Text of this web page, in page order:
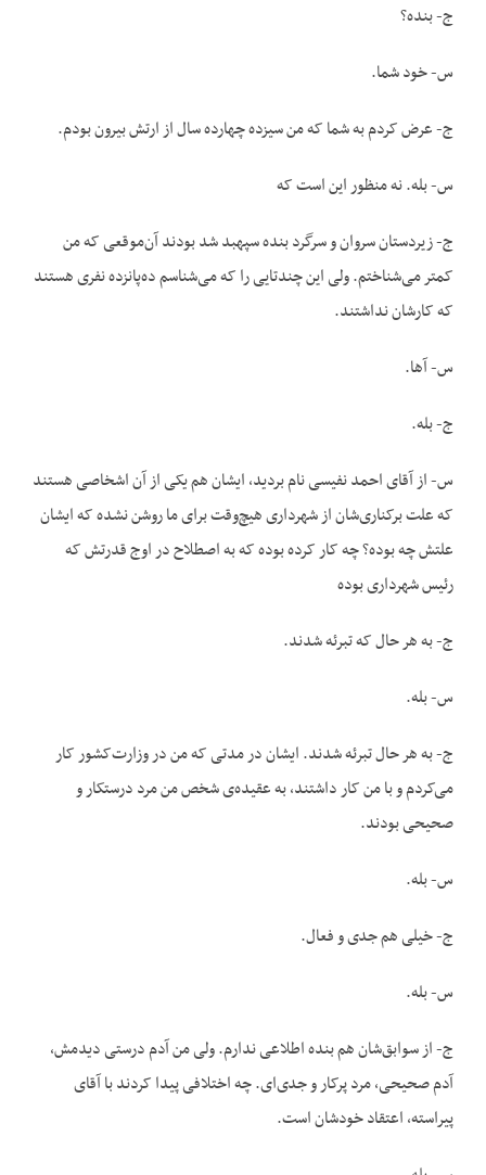
ج- بنده؟
س- خود شما.
ج- عرض کردم به شما که من سیزده چهارده سال از ارتش بیرون بودم.
س- بله. نه منظور این است که
ج- زیردستان سروان و سرگرد بنده سپهبد شد بودند آن‌موقعی که من
کمتر می‌شناختم. ولی این چندتایی را که می‌شناسم ده‌پانزده نفری هستند
که کارشان نداشتند.
س- آها.
ج- بله.
س- از آقای احمد نفیسی نام بردید، ایشان هم یکی از آن اشخاصی هستند
که علت برکناری‌شان از شهرداری هیچ‌وقت برای ما روشن نشده که ایشان
علتش چه بوده؟ چه کار کرده بوده که به اصطلاح در اوج قدرتش که
رئیس شهرداری بوده
ج- به هر حال که تبرئه شدند.
س- بله.
ج- به هر حال تبرئه شدند. ایشان در مدتی که من در وزارت‌کشور کار
می‌کردم و با من کار داشتند، به عقیده‌ی شخص من مرد درستکار و
صحیحی بودند.
س- بله.
ج- خیلی هم جدی و فعال.
س- بله.
ج- از سوابق‌شان هم بنده اطلاعی ندارم. ولی من آدم درستی دیدمش،
آدم صحیحی، مرد پرکار و جدی‌ای. چه اختلافی پیدا کردند با آقای
پیراسته، اعتقاد خودشان است.